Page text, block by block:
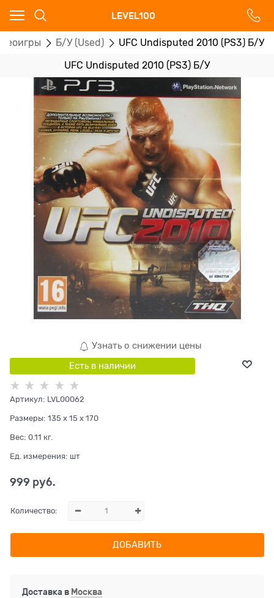
LEVEL100
Б/У (Used) UFC Undisputed 2010 (PS3) Б/У
UFC Undisputed 2010 (PS3) Б/У
Узнать о снижении цены
Есть в наличии
Артикул: LVL00062
Размеры: 135 x 15 x 170
Вес: 0.11 кг.
Ед. измерения: шт
999 руб.
Количество:
ДОБАВИТЬ
Доставка в Москва
Ваш город - Москва,
угадали?
ДА НЕТ